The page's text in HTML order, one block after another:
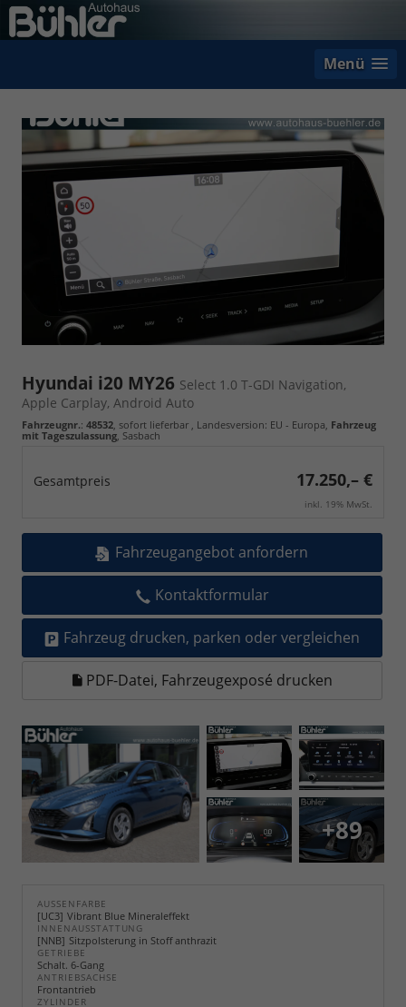
Menü
Hyundai i20 MY26 Select 1.0 T-GDI Navigation,
Apple Carplay, Android Auto
Fahrzeugnr.: 48532, sofort lieferbar , Landesversion: EU - Europa, Fahrzeug
mit Tageszulassung, Sasbach
Gesamtpreis 17.250,– €
inkl. 19% MwSt.
Fahrzeugangebot anfordern
Kontaktformular
Fahrzeug drucken, parken oder vergleichen
PDF-Datei, Fahrzeugexposé drucken
+89
AUSSENFARBE
UC3 Vibrant Blue Mineraleffekt
INNENAUSSTATTUNG
NNB Sitzpolsterung in Stoff anthrazit
GETRIEBE
Schalt. 6-Gang
ANTRIEBSACHSE
Frontantrieb
ZYLINDER